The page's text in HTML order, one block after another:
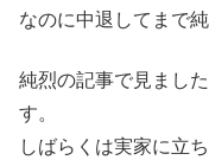
なのに中退してまで
純烈の記事で見まし
す。
しばらくは実家に立